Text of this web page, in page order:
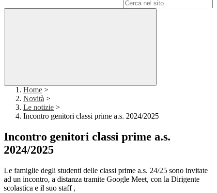
Home >
Novità >
Le notizie >
Incontro genitori classi prime a.s. 2024/2025
Incontro genitori classi prime a.s.
2024/2025
Le famiglie degli studenti delle classi prime a.s. 24/25 sono invitate
ad un incontro, a distanza tramite Google Meet, con la Dirigente
scolastica e il suo staff ,